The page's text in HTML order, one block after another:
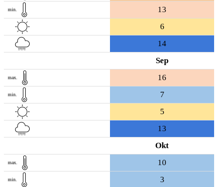
min.
13
6
14
Sep
max. 16
min.
7
5
13
Okt
max. 10
min.
3